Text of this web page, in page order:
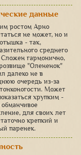
данные
ростом Арно
не может, но и
- так,
среднего
Сложен гармонично,
"Олененок"
далеко не в
очередь из-за
Может
хрупким -
обманчивое
для своих лет
крепкий и
паренек.